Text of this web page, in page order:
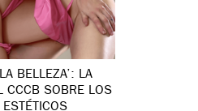
BELLEZA’: LA
CCCB SOBRE LOS